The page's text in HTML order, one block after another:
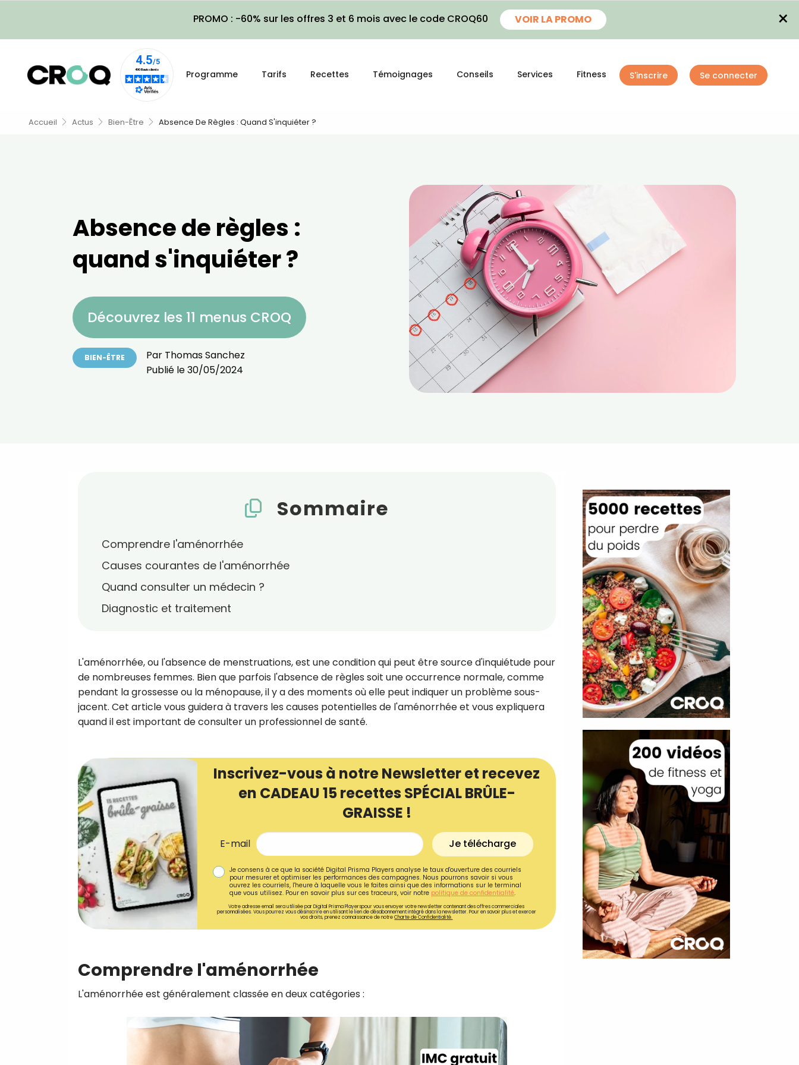
PROMO : -60% sur les offres 3 et 6 mois avec le code CROQ60 VOIR LA PROMO ×
Programme Tarifs Recettes Témoignages Conseils Services Fitness S'inscrire Se connecter
Accueil Actus Bien-Être Absence De Règles : Quand S'inquiéter ?
Absence de règles :
quand s'inquiéter ?
Découvrez les 11 menus CROQ
BIEN-ÊTRE Par Thomas Sanchez
Publié le30/05/2024
Sommaire
Comprendre l'aménorrhée
Causes courantes de l'aménorrhée
Quand consulter un médecin ?
Diagnostic et traitement
L'aménorrhée, ou l'absence de menstruations, est une condition qui peut être source d'inquiétude pour
de nombreuses femmes. Bien que parfois l'absence de règles soit une occurrence normale, comme
pendant la grossesse ou la ménopause, il y a des moments où elle peut indiquer un problème sous-
jacent. Cet article vous guidera à travers les causes potentielles de l'aménorrhée et vous expliquera
quand il est important de consulter un professionnel de santé.
Inscrivez-vous à notre Newsletter et recevez
en CADEAU 15 recettes SPÉCIAL BRÛLE-
GRAISSE !
E-mail Je télécharge
Je consens à ce que la société Digital Prisma Players analyse le taux d'ouverture des courriels
pour mesurer et optimiser les performances des campagnes. Nous pourrons savoir si vous
ouvrez les courriels, l'heure à laquelle vous le faites ainsi que des informations sur le terminal
que vous utilisez. Pour en savoir plus sur ces traceurs, voir notre politique de confidentialité.
Votre adresse email sera utilisée par Digital Prisma Playerspour vous envoyer votre newsletter contenant des offres commerciales
personnalisées. Vous pourrez vous désinscrire en utilisant le lien de désabonnement intégré dans la newsletter. Pour en savoir plus et exercer
vos droits, prenez connaissance de notreCharte de Confidentialité.
Comprendre l'aménorrhée
L'aménorrhée est généralement classée en deux catégories :
recettes inédites de CROQ
Ainsi que la newsletter promotionnelle de